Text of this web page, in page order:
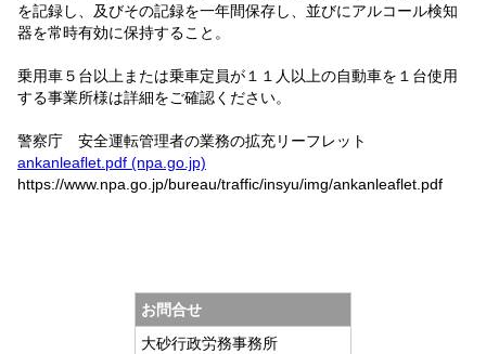
を記録し、及びその記録を一年間保存し、並びにアルコール検知
器を常時有効に保持すること。
乗用車５台以上または乗車定員が１１人以上の自動車を１台使用
する事業所様は詳細をご確認ください。
警察庁 安全運転管理者の業務の拡充リーフレット
ankanleaflet.pdf (npa.go.jp)
https://www.npa.go.jp/bureau/traffic/insyu/img/ankanleaflet.pdf
お問合せ
大砂行政労務事務所